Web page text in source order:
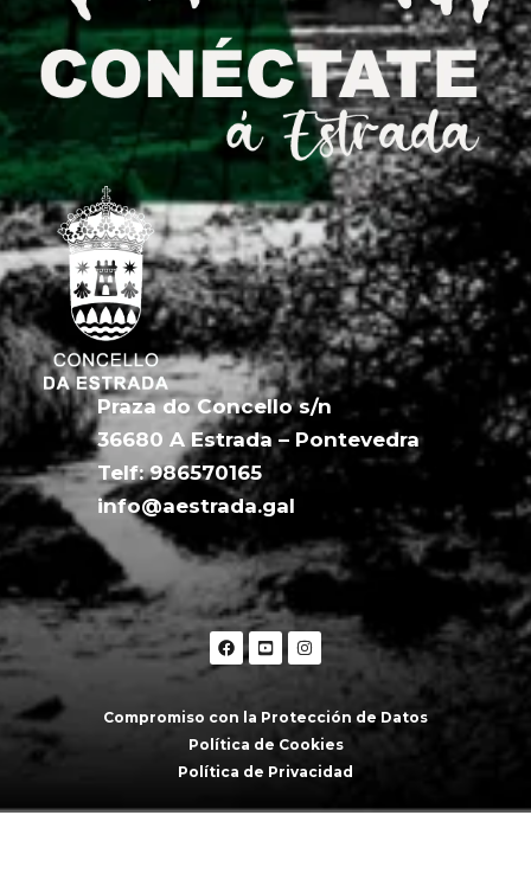
Praza do Concello s/n
36680 A Estrada – Pontevedra
Telf: 986570165
info@aestrada.gal
Facebook
Youtube-
square
Instagram
Compromiso con la Protección de Datos
Política de Cookies
Política de Privacidad